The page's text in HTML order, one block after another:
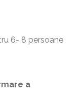
6- 8 persoane
a